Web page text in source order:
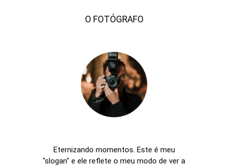
O FOTÓGRAFO
Eternizando momentos. Este é meu
"slogan" e ele reflete o meu modo de ver a